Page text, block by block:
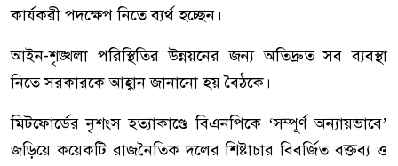
কার্যকরী পদক্ষেপ নিতে ব্যর্থ হচ্ছেন।
আইন-শৃঙ্খলা পরিস্থিতির উন্নয়নের জন্য অতিদ্রুত সব ব্যবস্থা
নিতে সরকারকে আহ্বান জানানো হয় বৈঠকে।
মিটফোর্ডের নৃশংস হত্যাকাণ্ডে বিএনপিকে ‘সম্পূর্ণ অন্যায়ভাবে’
জড়িয়ে কয়েকটি রাজনৈতিক দলের শিষ্টাচার বিবর্জিত বক্তব্য ও